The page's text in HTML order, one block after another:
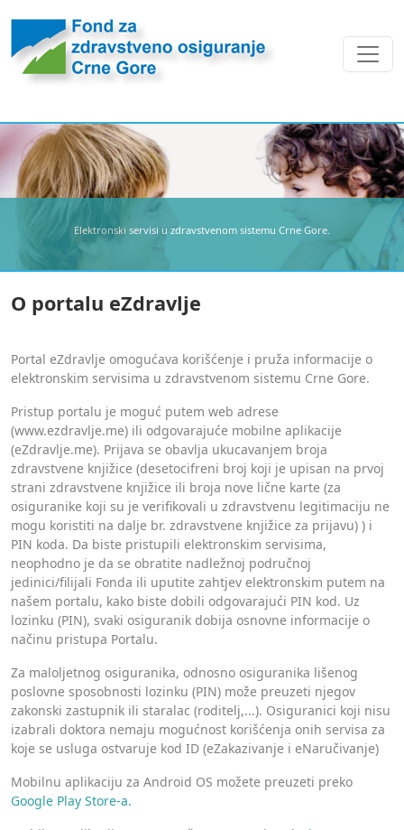
Elektronski servisi u zdravstvenom sistemu Crne Gore.
Previous Next
O portalu eZdravlje
Portal eZdravlje omogućava korišćenje i pruža informacije o
elektronskim servisima u zdravstvenom sistemu Crne Gore.
Pristup portalu je moguć putem web adrese
(www.ezdravlje.me) ili odgovarajuće mobilne aplikacije
(eZdravlje.me). Prijava se obavlja ukucavanjem broja
zdravstvene knjižice (desetocifreni broj koji je upisan na prvoj
strani zdravstvene knjižice ili broja nove lične karte (za
osiguranike koji su je verifikovali u zdravstvenu legitimaciju ne
mogu koristiti na dalje br. zdravstvene knjižice za prijavu) ) i
PIN koda. Da biste pristupili elektronskim servisima,
neophodno je da se obratite nadležnoj područnoj
jedinici/filijali Fonda ili uputite zahtjev elektronskim putem na
našem portalu, kako biste dobili odgovarajući PIN kod. Uz
lozinku (PIN), svaki osiguranik dobija osnovne informacije o
načinu pristupa Portalu.
Za maloljetnog osiguranika, odnosno osiguranika lišenog
poslovne sposobnosti lozinku (PIN) može preuzeti njegov
zakonski zastupnik ili staralac (roditelj,...). Osiguranici koji nisu
izabrali doktora nemaju mogućnost korišćenja onih servisa za
koje se usluga ostvaruje kod ID (eZakazivanje i eNaručivanje)
Mobilnu aplikaciju za Android OS možete preuzeti preko
Google Play Store-a.